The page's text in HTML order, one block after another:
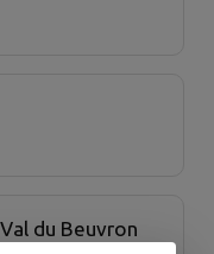
du Beuvron